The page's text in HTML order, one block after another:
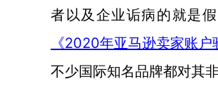
者以及企业诟病的就是
《2020年亚马逊卖家账户
不少国际知名品牌都对其